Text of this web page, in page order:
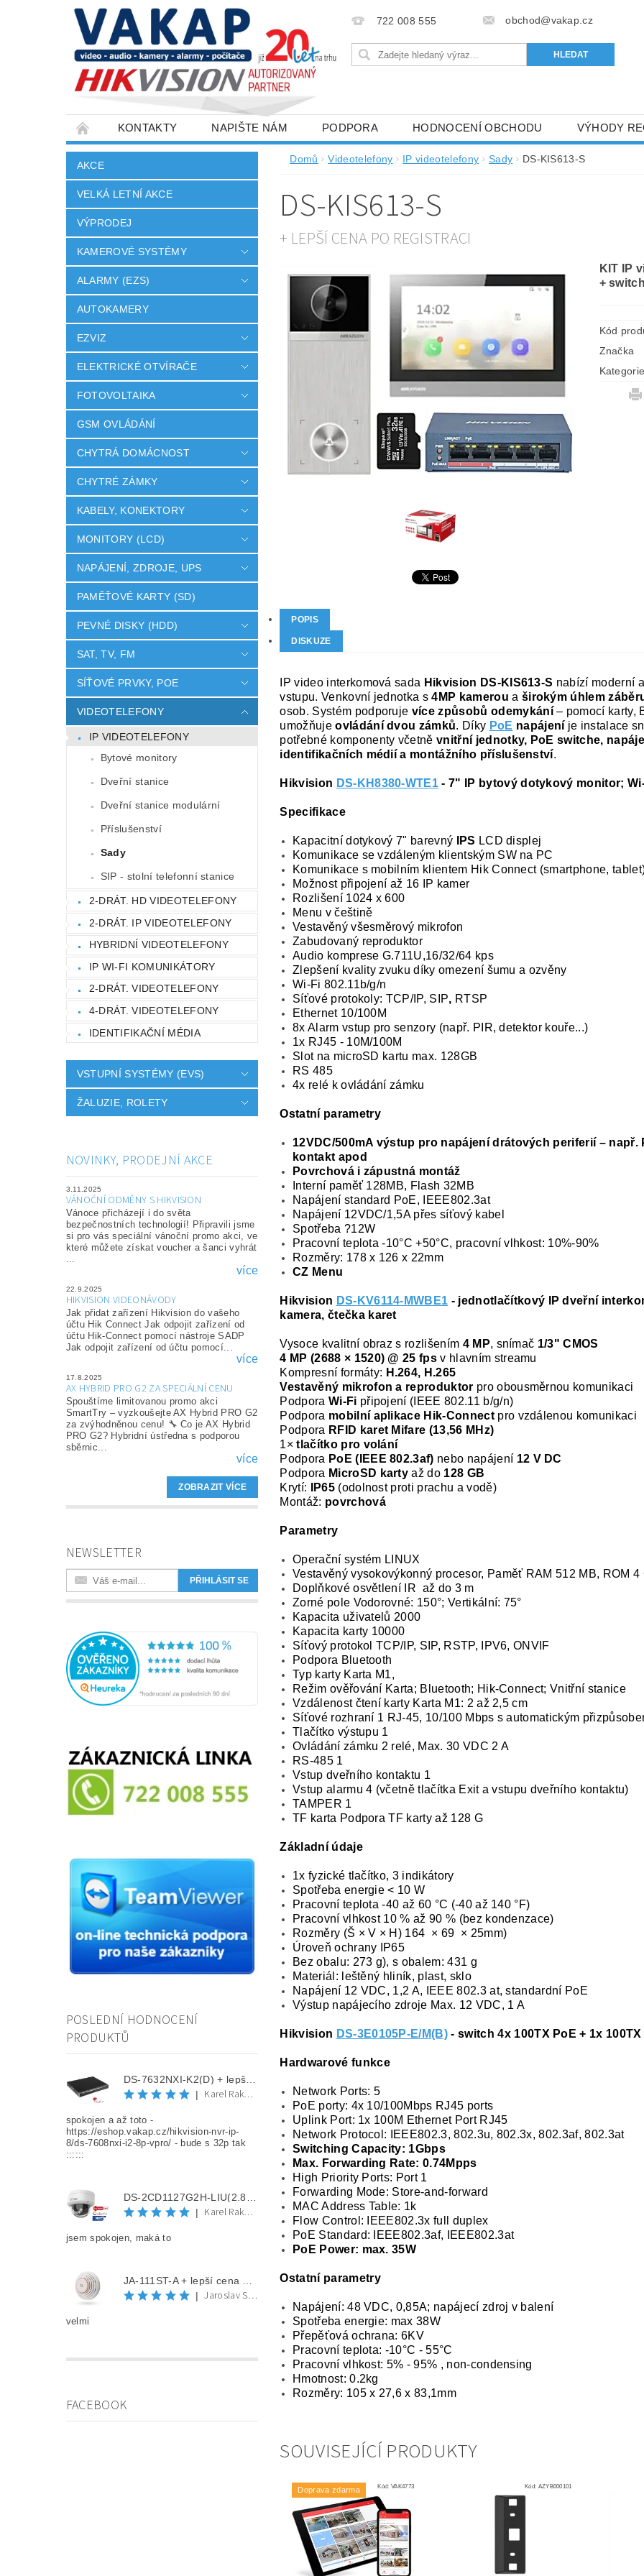
722 008 555 obchod@vakap.cz
KONTAKTY NAPIŠTE NÁM PODPORA HODNOCENÍ OBCHODU VÝHODY
SLOVNÍK POJMŮ VELKOOBCHOD
AKCE
VELKÁ LETNÍ AKCE
VÝPRODEJ
KAMEROVÉ SYSTÉMY
ALARMY (EZS)
AUTOKAMERY
EZVIZ
ELEKTRICKÉ OTVÍRAČE
FOTOVOLTAIKA
GSM OVLÁDÁNÍ
CHYTRÁ DOMÁCNOST
CHYTRÉ ZÁMKY
KABELY, KONEKTORY
MONITORY (LCD)
NAPÁJENÍ, ZDROJE, UPS
PAMĚŤOVÉ KARTY (SD)
PEVNÉ DISKY (HDD)
SAT, TV, FM
SÍŤOVÉ PRVKY, POE
VIDEOTELEFONY
IP VIDEOTELEFONY
Bytové monitory
Dveřní stanice
Dveřní stanice modulární
Příslušenství
Sady
SIP - stolní telefonní stanice
2-DRÁT. HD VIDEOTELEFONY
2-DRÁT. IP VIDEOTELEFONY
HYBRIDNÍ VIDEOTELEFONY
IP WI-FI KOMUNIKÁTORY
2-DRÁT. VIDEOTELEFONY
4-DRÁT. VIDEOTELEFONY
IDENTIFIKAČNÍ MÉDIA
VSTUPNÍ SYSTÉMY (EVS)
ŽALUZIE, ROLETY
NOVINKY, PRODEJNÍ AKCE
3.11.2025
VÁNOČNÍ ODMĚNY S HIKVISION
Vánoce přicházejí i do světa
bezpečnostních technologií! Připravili jsme
si pro vás speciální vánoční promo akci, ve
které můžete získat voucher a šanci vyhrát
...
více
22.9.2025
HIKVISION VIDEONÁVODY
Jak přidat zařízení Hikvision do vašeho
účtu Hik Connect Jak odpojit zařízení od
účtu Hik-Connect pomocí nástroje SADP
Jak odpojit zařízení od účtu pomocí...
více
17.8.2025
AX HYBRID PRO G2 ZA SPECIÁLNÍ CENU
Spouštíme limitovanou promo akci
SmartTry – vyzkoušejte AX Hybrid PRO G2
za zvýhodněnou cenu! 🔧 Co je AX Hybrid
PRO G2? Hybridní ústředna s podporou
sběrnic...
více
ZOBRAZIT VÍCE
NEWSLETTER
POSLEDNÍ HODNOCENÍ
PRODUKTŮ
|
Karel Rakovec
spokojen a až toto -
https://eshop.vakap.cz/hikvision-nvr-ip-
8/ds-7608nxi-i2-8p-vpro/ - bude s 32p tak
::::::
|
Karel Rakovec
jsem spokojen, maká to
|
Jaroslav Spěváček
velmi
FACEBOOK
Domů Videotelefony IP videotelefony Sady DS-KIS613-S
DS-KIS613-S
+ LEPŠÍ CENA PO REGISTRACI
KIT IP
+
Kód
Značka
POPIS
DISKUZE
IP video interkomová sada Hikvision DS-KIS613-S nabízí moderní
vstupu. Venkovní jednotka s4MP kamerou a širokým úhlem
osob. Systém podporuje více způsobů odemykání– pomocí karty,
umožňujeovládání dvou zámků. Díky PoE napájení je instalace
potřebné komponenty včetněvnitřní jednotky, PoE switche,
identifikačních médií a montážního příslušenství.
Hikvision DS-KH8380-WTE1 - 7" IP bytový dotykový monitor;
Specifikace
Kapacitní dotykový 7" barevný IPS LCD displej
Komunikace se vzdáleným klientským SW na PC
Komunikace s mobilním klientem Hik Connect (smartphone,
Možnost připojení až 16 IP kamer
Rozlišení 1024 x 600
Menu v češtině
Vestavěný všesměrový mikrofon
Zabudovaný reproduktor
Audio komprese G.711U,16/32/64 kps
Zlepšení kvality zvuku díky omezení šumu a ozvěny
Wi-Fi 802.11b/g/n
Síťové protokoly: TCP/IP, SIP, RTSP
Ethernet 10/100M
8x Alarm vstup pro senzory (např. PIR, detektor kouře...)
1x RJ45 - 10M/100M
Slot na microSD kartu max. 128GB
RS 485
4x relé k ovládání zámku
Ostatní parametry
12VDC/500mA výstup pro napájení drátových periferií –
kontakt apod
Povrchová i zápustná montáž
Interní paměť 128MB, Flash 32MB
Napájení standard PoE, IEEE802.3at
Napájení 12VDC/1,5A přes síťový kabel
Spotřeba ?12W
Pracovní teplota -10°C +50°C, pracovní vlhkost: 10%-90%
Rozměry: 178 x 126 x 22mm
CZ Menu
Hikvision DS-KV6114-MWBE1 - jednotlačítkový IP dveřní
kamera, čtečka karet
Vysoce kvalitní obraz s rozlišením 4 MP, snímač 1/3" CMOS
4 MP (2688 × 1520) @ 25 fps v hlavním streamu
Kompresní formáty: H.264, H.265
Vestavěný mikrofon a reproduktor pro obousměrnou komunikaci
Podpora Wi-Fi připojení (IEEE 802.11 b/g/n)
Podpora mobilní aplikace Hik-Connectpro vzdálenou komunikaci
Podpora RFID karet Mifare (13,56 MHz)
1×tlačítko pro volání
Podpora PoE (IEEE 802.3af) nebo napájení 12 V DC
Podpora MicroSD karty až do 128 GB
Krytí:
IP65(odolnost proti prachu a vodě)
Montáž: povrchová
Parametry
Operační systém LINUX
Vestavěný vysokovýkonný procesor, Paměť RAM 512 MB, ROM 4
Doplňkové osvětlení IR až do 3 m
Zorné pole Vodorovné: 150°; Vertikální: 75°
Kapacita uživatelů 2000
Kapacita karty 10000
Síťový protokol TCP/IP, SIP, RSTP, IPV6, ONVIF
Podpora Bluetooth
Typ karty Karta M1,
Režim ověřování Karta; Bluetooth; Hik-Connect; Vnitřní stanice
Vzdálenost čtení karty Karta M1: 2 až 2,5 cm
Síťové rozhraní 1 RJ-45, 10/100 Mbps s automatickým
Tlačítko výstupu 1
Ovládání zámku 2 relé, Max. 30 VDC 2 A
RS-485 1
Vstup dveřního kontaktu 1
Vstup alarmu 4 (včetně tlačítka Exit a vstupu dveřního kontaktu)
TAMPER 1
TF karta Podpora TF karty až 128 G
Základní údaje
1x fyzické tlačítko, 3 indikátory
Spotřeba energie < 10 W
Pracovní teplota -40 až 60 °C (-40 až 140 °F)
Pracovní vlhkost 10 % až 90 % (bez kondenzace)
Rozměry (Š × V × H) 164 × 69 × 25mm)
Úroveň ochrany IP65
Bez obalu: 273 g), s obalem: 431 g
Materiál: leštěný hliník, plast, sklo
Napájení 12 VDC, 1,2 A, IEEE 802.3 at, standardní PoE
Výstup napájecího zdroje Max. 12 VDC, 1 A
Hikvision DS-3E0105P-E/M(B) - switch 4x 100TX PoE + 1x
Hardwarové funkce
Network Ports: 5
PoE porty: 4x 10/100Mbps RJ45 ports
Uplink Port: 1x 100M Ethernet Port RJ45
Network Protocol: IEEE802.3, 802.3u, 802.3x, 802.3af, 802.3at
Switching Capacity: 1Gbps
Max. Forwarding Rate: 0.74Mpps
High Priority Ports: Port 1
Forwarding Mode: Store-and-forward
MAC Address Table: 1k
Flow Control: IEEE802.3x full duplex
PoE Standard: IEEE802.3af, IEEE802.3at
PoE Power: max. 35W
Ostatní parametry
Napájení: 48 VDC, 0,85A; napájecí zdroj v balení
Spotřeba energie: max 38W
Přepěťová ochrana: 6KV
Pracovní teplota: -10°C - 55°C
Pracovní vlhkost: 5% - 95% , non-condensing
Hmotnost: 0.2kg
Rozměry: 105 x 27,6 x 83,1mm
SOUVISEJÍCÍ PRODUKTY
Doprava zdarma Kód:VAK4773 Kód: AZYB000101